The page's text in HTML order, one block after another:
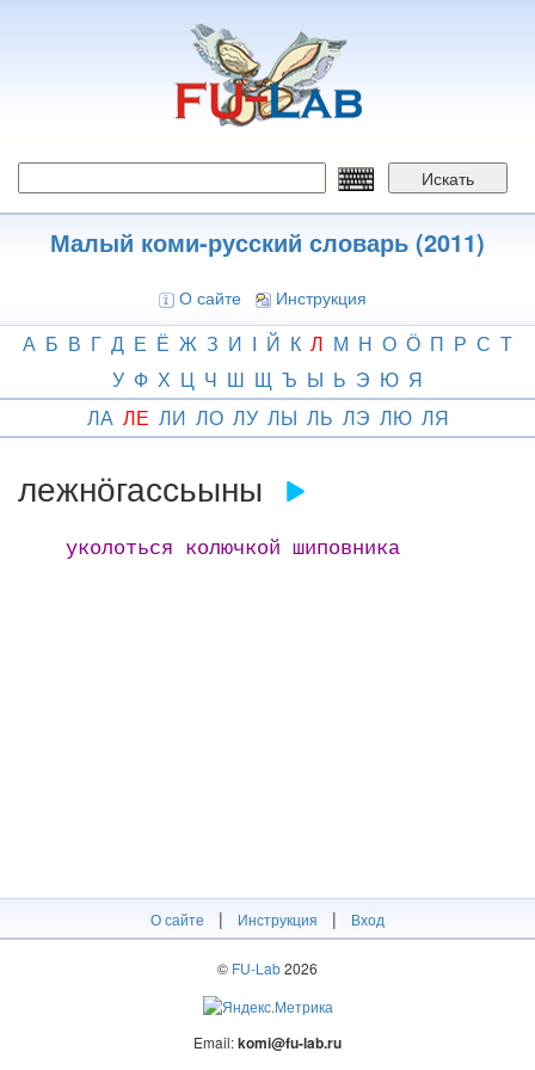
Искать
Малый коми-русский словарь (2011)
О сайте Инструкция
А Б В Г Д Е Ё Ж З И І Й К Л М Н О Ӧ П Р С Т
У Ф Х Ц Ч Ш Щ Ъ Ы Ь Э Ю Я
ЛА ЛЕ ЛИ ЛО ЛУ ЛЫ ЛЬ ЛЭ ЛЮ ЛЯ
лежнӧгассьыны
уколоться колючкой шиповника
О сайте | Инструкция | Вход
© FU-Lab2026
Email:komi@fu-lab.ru